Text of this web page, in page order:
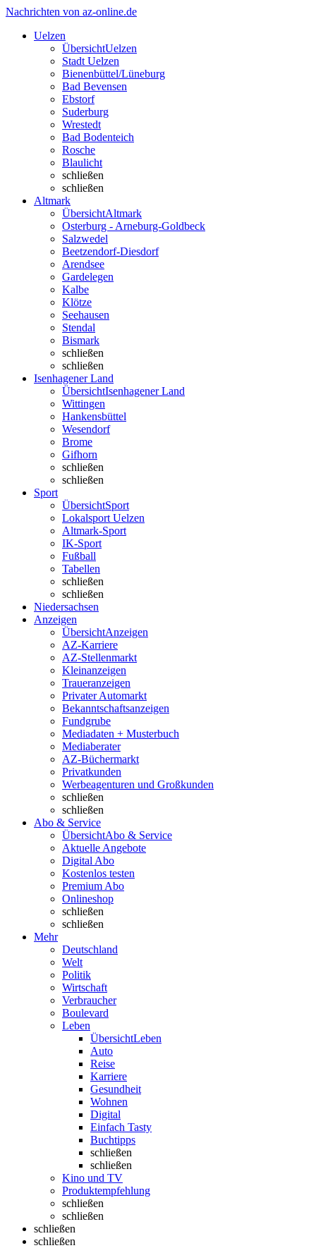
Nachrichten von az-online.de
Uelzen
ÜbersichtUelzen
Stadt Uelzen
Bienenbüttel/Lüneburg
Bad Bevensen
Ebstorf
Suderburg
Wrestedt
Bad Bodenteich
Rosche
Blaulicht
schließen
schließen
Altmark
ÜbersichtAltmark
Osterburg - Arneburg-Goldbeck
Salzwedel
Beetzendorf-Diesdorf
Arendsee
Gardelegen
Kalbe
Klötze
Seehausen
Stendal
Bismark
schließen
schließen
Isenhagener Land
ÜbersichtIsenhagener Land
Wittingen
Hankensbüttel
Wesendorf
Brome
Gifhorn
schließen
schließen
Sport
ÜbersichtSport
Lokalsport Uelzen
Altmark-Sport
IK-Sport
Fußball
Tabellen
schließen
schließen
Niedersachsen
Anzeigen
ÜbersichtAnzeigen
AZ-Karriere
AZ-Stellenmarkt
Kleinanzeigen
Traueranzeigen
Privater Automarkt
Bekanntschaftsanzeigen
Fundgrube
Mediadaten + Musterbuch
Mediaberater
AZ-Büchermarkt
Privatkunden
Werbeagenturen und Großkunden
schließen
schließen
Abo & Service
ÜbersichtAbo & Service
Aktuelle Angebote
Digital Abo
Kostenlos testen
Premium Abo
Onlineshop
schließen
schließen
Mehr
Deutschland
Welt
Politik
Wirtschaft
Verbraucher
Boulevard
Leben
ÜbersichtLeben
Auto
Reise
Karriere
Gesundheit
Wohnen
Digital
Einfach Tasty
Buchtipps
schließen
schließen
Kino und TV
Produktempfehlung
schließen
schließen
schließen
schließen